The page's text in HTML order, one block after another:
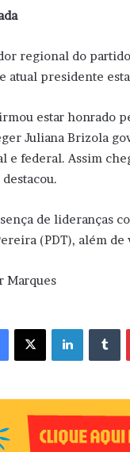
regional do
atual presidente
estar honrado
Juliana Brizola
e federal. Assim
de lideranças
(PDT), além
Marques
Facebook X Linkedin